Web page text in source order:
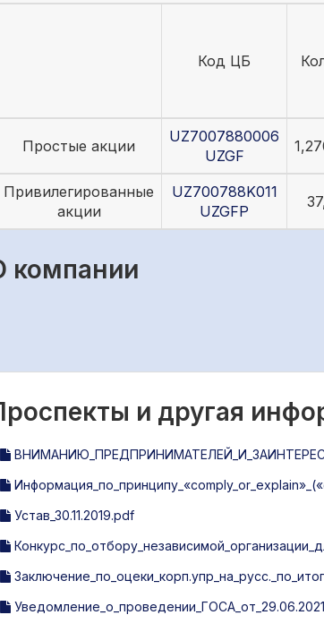
Код ЦБ
Простые акции
UZ7007880006
UZGF
Привилегированные
акции
UZ700788K011
UZGFP
компании
и другая
Устав_30.11.2019.pdf